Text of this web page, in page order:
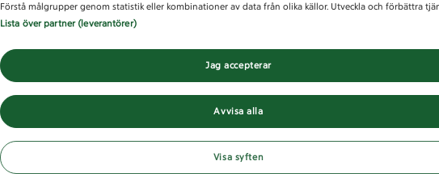
Förstå målgrupper genom statistik eller kombinationer av data från olika källor. Utveckla och förbättra
Lista över partner (leverantörer)
Avvisa alla
Jag accepterar
Visa syften